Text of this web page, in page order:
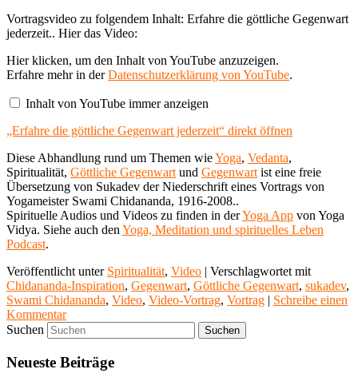
Vortragsvideo zu folgendem Inhalt: Erfahre die göttliche Gegenwart
jederzeit.. Hier das Video:
„Erfahre
die
göttliche
Gegenwart
jederzeit“
YouTube
Hier klicken, um den Inhalt von YouTube anzuzeigen.
Erfahre mehr in derDatenschutzerklärung von YouTube.
Inhalt von YouTube immer anzeigen
„Erfahre die göttliche Gegenwart jederzeit“ direkt öffnen
Diese Abhandlung rund um Themen wieYoga, Vedanta,
Spiritualität, Göttliche Gegenwart und Gegenwart ist eine freie
Übersetzung von Sukadev der Niederschrift eines Vortrags von
Yogameister Swami Chidananda, 1916-2008..
Spirituelle Audios und Videos zu finden in derYoga App von Yoga
Vidya. Siehe auch den Yoga, Meditation und spirituelles Leben
Podcast.
Veröffentlicht unter Spiritualität, Video | Verschlagwortet mit
Chidananda-Inspiration, Gegenwart, Göttliche Gegenwart, sukadev,
Swami Chidananda, Video, Video-Vortrag, Vortrag | Schreibe einen
Kommentar
Suchen
Neueste Beiträge